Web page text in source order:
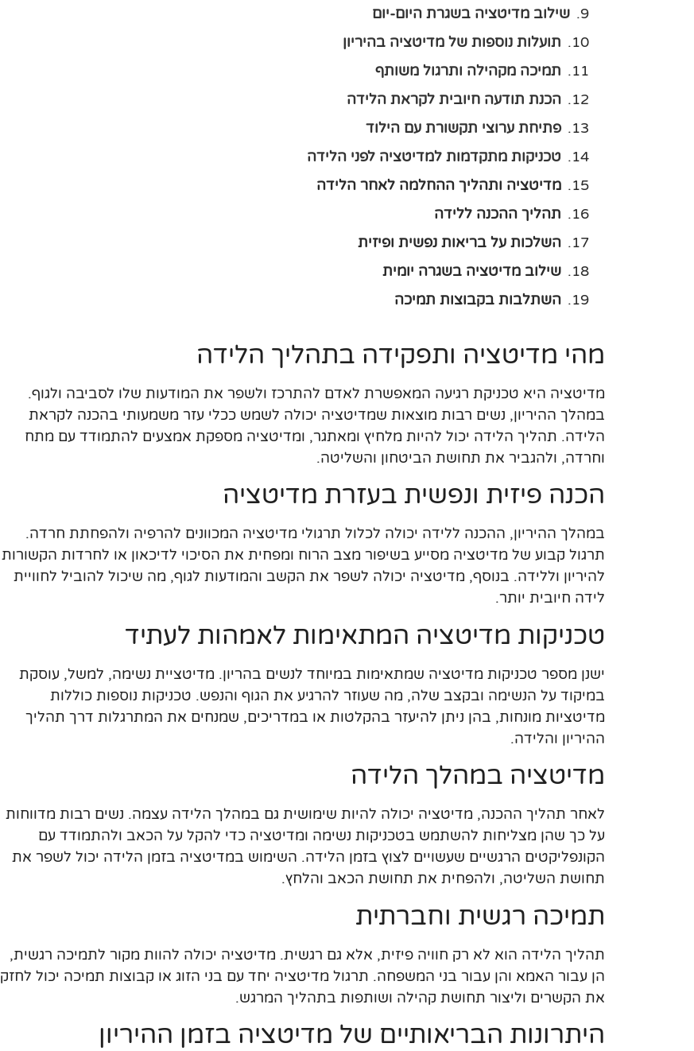
שילוב מדיטציה בשגרת היום-יום
תועלות נוספות של מדיטציה בהיריון
תמיכה מקהילה ותרגול משותף
הכנת תודעה חיובית לקראת הלידה
פתיחת ערוצי תקשורת עם הילוד
טכניקות מתקדמות למדיטציה לפני הלידה
מדיטציה ותהליך ההחלמה לאחר הלידה
תהליך ההכנה ללידה
השלכות על בריאות נפשית ופיזית
שילוב מדיטציה בשגרה יומית
השתלבות בקבוצות תמיכה
מהי מדיטציה ותפקידה בתהליך הלידה
מדיטציה היא טכניקת רגיעה המאפשרת לאדם להתרכז ולשפר את המודעות שלו לסביבה ולגוף.
במהלך ההיריון, נשים רבות מוצאות שמדיטציה יכולה לשמש ככלי עזר משמעותי בהכנה לקראת
הלידה. תהליך הלידה יכול להיות מלחיץ ומאתגר, ומדיטציה מספקת אמצעים להתמודד עם מתח
וחרדה, ולהגביר את תחושת הביטחון והשליטה.
הכנה פיזית ונפשית בעזרת מדיטציה
במהלך ההיריון, ההכנה ללידה יכולה לכלול תרגולי מדיטציה המכוונים להרפיה ולהפחתת חרדה.
תרגול קבוע של מדיטציה מסייע בשיפור מצב הרוח ומפחית את הסיכוי לדיכאון או לחרדות הקשורות
להיריון וללידה. בנוסף, מדיטציה יכולה לשפר את הקשב והמודעות לגוף, מה שיכול להוביל לחוויית
לידה חיובית יותר.
טכניקות מדיטציה המתאימות לאמהות לעתיד
ישנן מספר טכניקות מדיטציה שמתאימות במיוחד לנשים בהריון. מדיטציית נשימה, למשל, עוסקת
במיקוד על הנשימה ובקצב שלה, מה שעוזר להרגיע את הגוף והנפש. טכניקות נוספות כוללות
מדיטציות מונחות, בהן ניתן להיעזר בהקלטות או במדריכים, שמנחים את המתרגלות דרך תהליך
ההיריון והלידה.
מדיטציה במהלך הלידה
לאחר תהליך ההכנה, מדיטציה יכולה להיות שימושית גם במהלך הלידה עצמה. נשים רבות מדווחות
על כך שהן מצליחות להשתמש בטכניקות נשימה ומדיטציה כדי להקל על הכאב ולהתמודד עם
הקונפליקטים הרגשיים שעשויים לצוץ בזמן הלידה. השימוש במדיטציה בזמן הלידה יכול לשפר את
תחושת השליטה, ולהפחית את תחושת הכאב והלחץ.
תמיכה רגשית וחברתית
תהליך הלידה הוא לא רק חוויה פיזית, אלא גם רגשית. מדיטציה יכולה להוות מקור לתמיכה רגשית,
הן עבור האמא והן עבור בני המשפחה. תרגול מדיטציה יחד עם בני הזוג או קבוצות תמיכה יכול לחזק
את הקשרים וליצור תחושת קהילה ושותפות בתהליך המרגש.
היתרונות הבריאותיים של מדיטציה בזמן ההיריון